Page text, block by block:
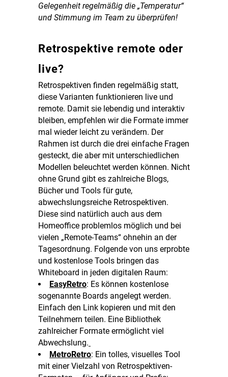
Gelegenheit regelmäßig die „Temperatur“
und Stimmung im Team zu überprüfen!
Retrospektive remote oder
live?
Retrospektiven finden regelmäßig statt,
diese Varianten funktionieren live und
remote. Damit sie lebendig und interaktiv
bleiben, empfehlen wir die Formate immer
mal wieder leicht zu verändern. Der
Rahmen ist durch die drei einfache Fragen
gesteckt, die aber mit unterschiedlichen
Modellen beleuchtet werden können. Nicht
ohne Grund gibt es zahlreiche Blogs,
Bücher und Tools für gute,
abwechslungsreiche Retrospektiven.
Diese sind natürlich auch aus dem
Homeoffice problemlos möglich und bei
vielen „Remote-Teams“ ohnehin an der
Tagesordnung. Folgende von uns erprobte
und kostenlose Tools bringen das
Whiteboard in jeden digitalen Raum:
EasyRetro: Es können kostenlose
sogenannte Boards angelegt werden.
Einfach den Link kopieren und mit den
Teilnehmern teilen. Eine Bibliothek
zahlreicher Formate ermöglicht viel
Abwechslung.
MetroRetro: Ein tolles, visuelles Tool
mit einer Vielzahl von Retrospektiven-